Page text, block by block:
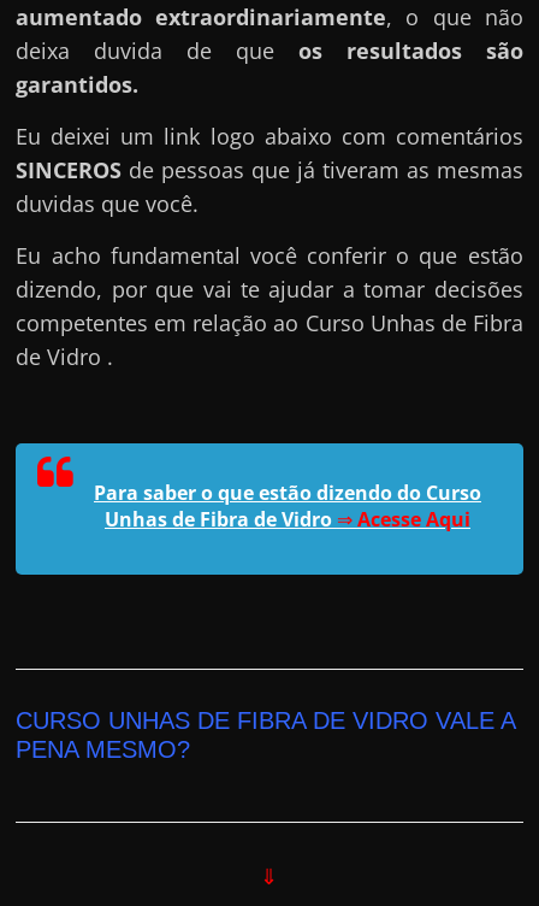
aumentado extraordinariamente, o que não
deixa duvida de que os resultados são
garantidos.
Eu deixei um link logo abaixo com comentários
SINCEROS de pessoas que já tiveram as mesmas
duvidas que você.
Eu acho fundamental você conferir o que estão
dizendo, por que vai te ajudar a tomar decisões
competentes em relação ao Curso Unhas de Fibra
de Vidro .
Para saber o que estão dizendo do Curso
Unhas de Fibra de Vidro ⇒Acesse Aqui
CURSO UNHAS DE FIBRA DE VIDRO VALE A
PENA MESMO?
⇓